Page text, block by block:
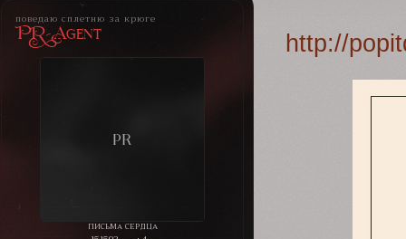
поведаю сплетню за крюге
PR-Agent http://